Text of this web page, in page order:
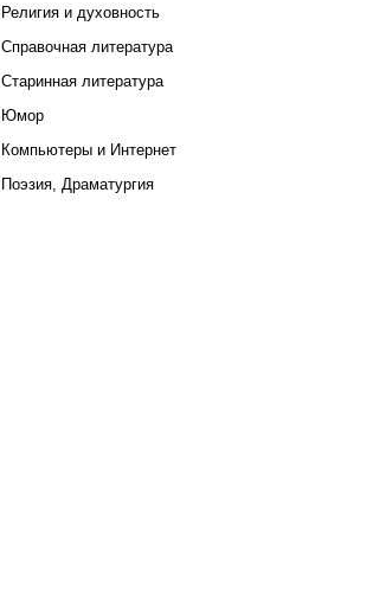
Религия и духовность
Справочная литература
Старинная литература
Юмор
Компьютеры и Интернет
Поэзия, Драматургия